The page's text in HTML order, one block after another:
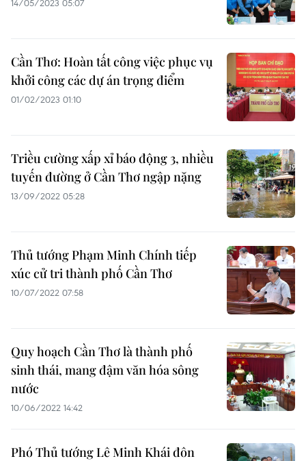
14/05/2023 05:07
Cần Thơ: Hoàn tất công việc phục vụ
khởi công các dự án trọng điểm
01/02/2023 01:10
Triều cường xấp xỉ báo động 3, nhiều
tuyến đường ở Cần Thơ ngập nặng
13/09/2022 05:28
Thủ tướng Phạm Minh Chính tiếp
xúc cử tri thành phố Cần Thơ
10/07/2022 07:58
Quy hoạch Cần Thơ là thành phố
sinh thái, mang đậm văn hóa sông
nước
10/06/2022 14:42
Phó Thủ tướng Lê Minh Khái đôn